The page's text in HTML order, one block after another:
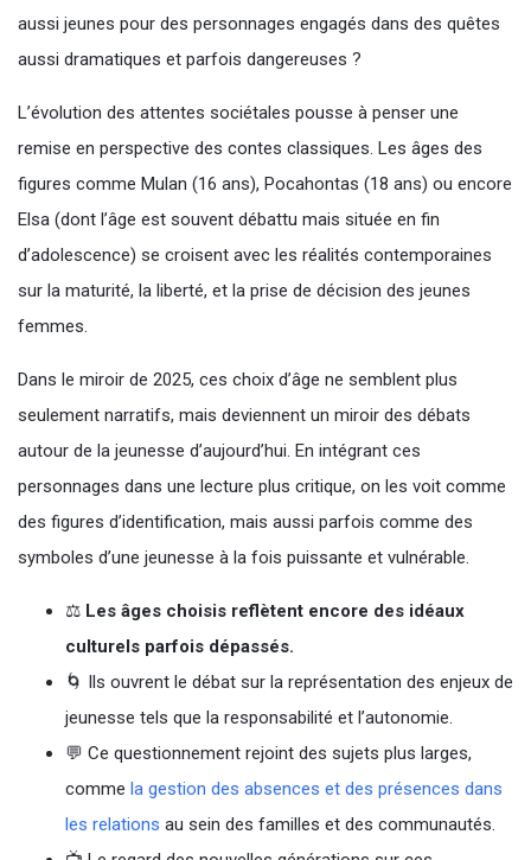
aussi jeunes pour des personnages engagés dans des quêtes
aussi dramatiques et parfois dangereuses ?
L’évolution des attentes sociétales pousse à penser une
remise en perspective des contes classiques. Les âges des
figures comme Mulan (16 ans), Pocahontas (18 ans) ou encore
Elsa (dont l’âge est souvent débattu mais située en fin
d’adolescence) se croisent avec les réalités contemporaines
sur la maturité, la liberté, et la prise de décision des jeunes
femmes.
Dans le miroir de 2025, ces choix d’âge ne semblent plus
seulement narratifs, mais deviennent un miroir des débats
autour de la jeunesse d’aujourd’hui. En intégrant ces
personnages dans une lecture plus critique, on les voit comme
des figures d’identification, mais aussi parfois comme des
symboles d’une jeunesse à la fois puissante et vulnérable.
⚖️ Les âges choisis reflètent encore des idéaux
culturels parfois dépassés.
🌀 Ils ouvrent le débat sur la représentation des enjeux de
jeunesse tels que la responsabilité et l’autonomie.
💬 Ce questionnement rejoint des sujets plus larges,
comme la gestion des absences et des présences dans
les relations au sein des familles et des communautés.